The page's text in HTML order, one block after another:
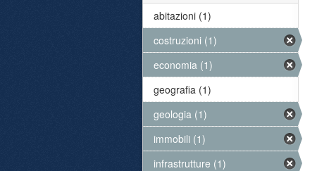
abitazioni (1)
costruzioni (1)
economia (1)
geografia (1)
geologia (1)
immobili (1)
infrastrutture (1)